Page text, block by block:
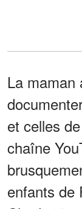
La maman
et celles
chaîne
enfants de